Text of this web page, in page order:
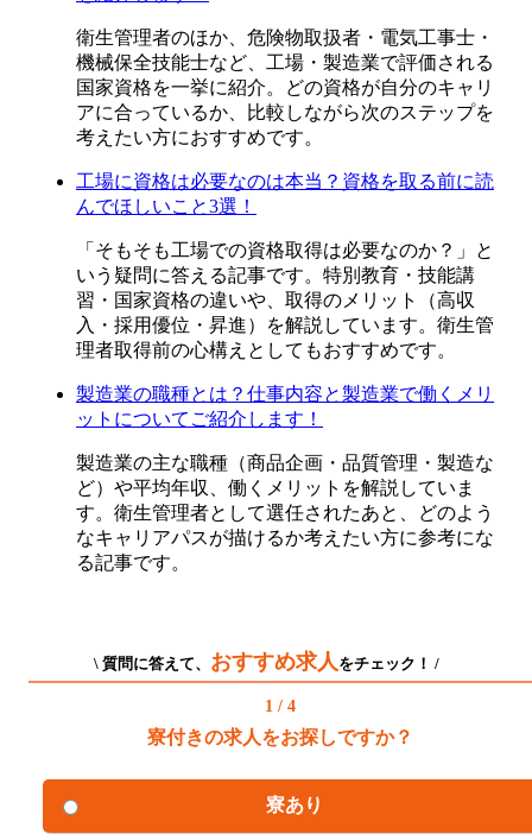
衛生管理者のほか、危険物取扱者・電気工事士・
機械保全技能士など、工場・製造業で評価される
国家資格を一挙に紹介。どの資格が自分のキャリ
アに合っているか、比較しながら次のステップを
考えたい方におすすめです。
工場に資格は必要なのは本当？資格を取る前に読
んでほしいこと3選！
「そもそも工場での資格取得は必要なのか？」と
いう疑問に答える記事です。特別教育・技能講
習・国家資格の違いや、取得のメリット（高収
入・採用優位・昇進）を解説しています。衛生管
理者取得前の心構えとしてもおすすめです。
製造業の職種とは？仕事内容と製造業で働くメリ
ットについてご紹介します！
製造業の主な職種（商品企画・品質管理・製造な
ど）や平均年収、働くメリットを解説していま
す。衛生管理者として選任されたあと、どのよう
なキャリアパスが描けるか考えたい方に参考にな
る記事です。
\ 質問に答えて、 おすすめ求人 をチェック！ /
1 / 4
寮付きの求人をお探しですか？
寮あり